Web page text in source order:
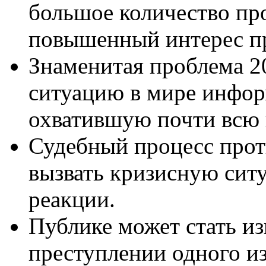
большое количество
повышенный интерес
Знаменитая проблема
ситуацию в мире
охватившую почти
Судебный процесс
вызвать кризисную
реакции.
Публике может стать
преступлении одного